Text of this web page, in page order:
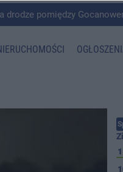
pomiędzy Gocanowem a